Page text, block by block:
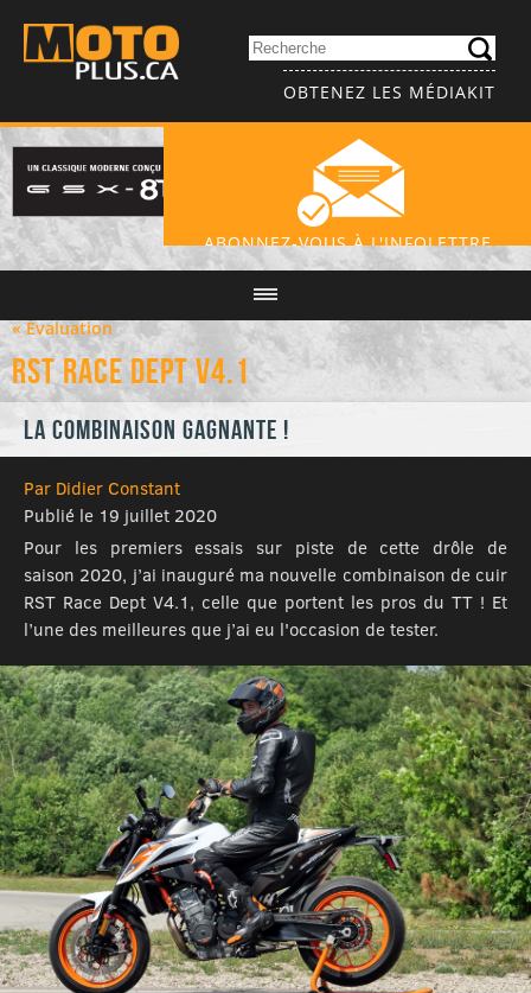
OBTENEZ LES MÉDIAKIT
ABONNEZ-VOUS À L'INFOLETTRE
« Évaluation
RST Race Dept V4.1
La combinaison gagnante !
Par Didier Constant
Publié le 19 juillet 2020
Pour les premiers essais sur piste de cette drôle de
saison 2020, j’ai inauguré ma nouvelle combinaison de cuir
RST Race Dept V4.1, celle que portent les pros du TT ! Et
l’une des meilleures que j’ai eu l'occasion de tester.